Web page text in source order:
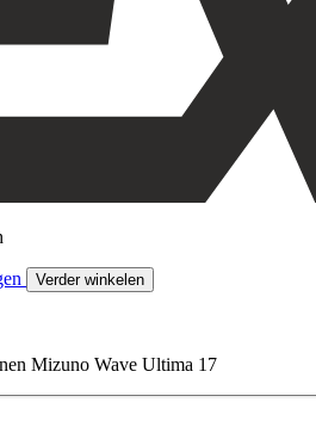
Verder winkelen
Mizuno Wave Ultima 17